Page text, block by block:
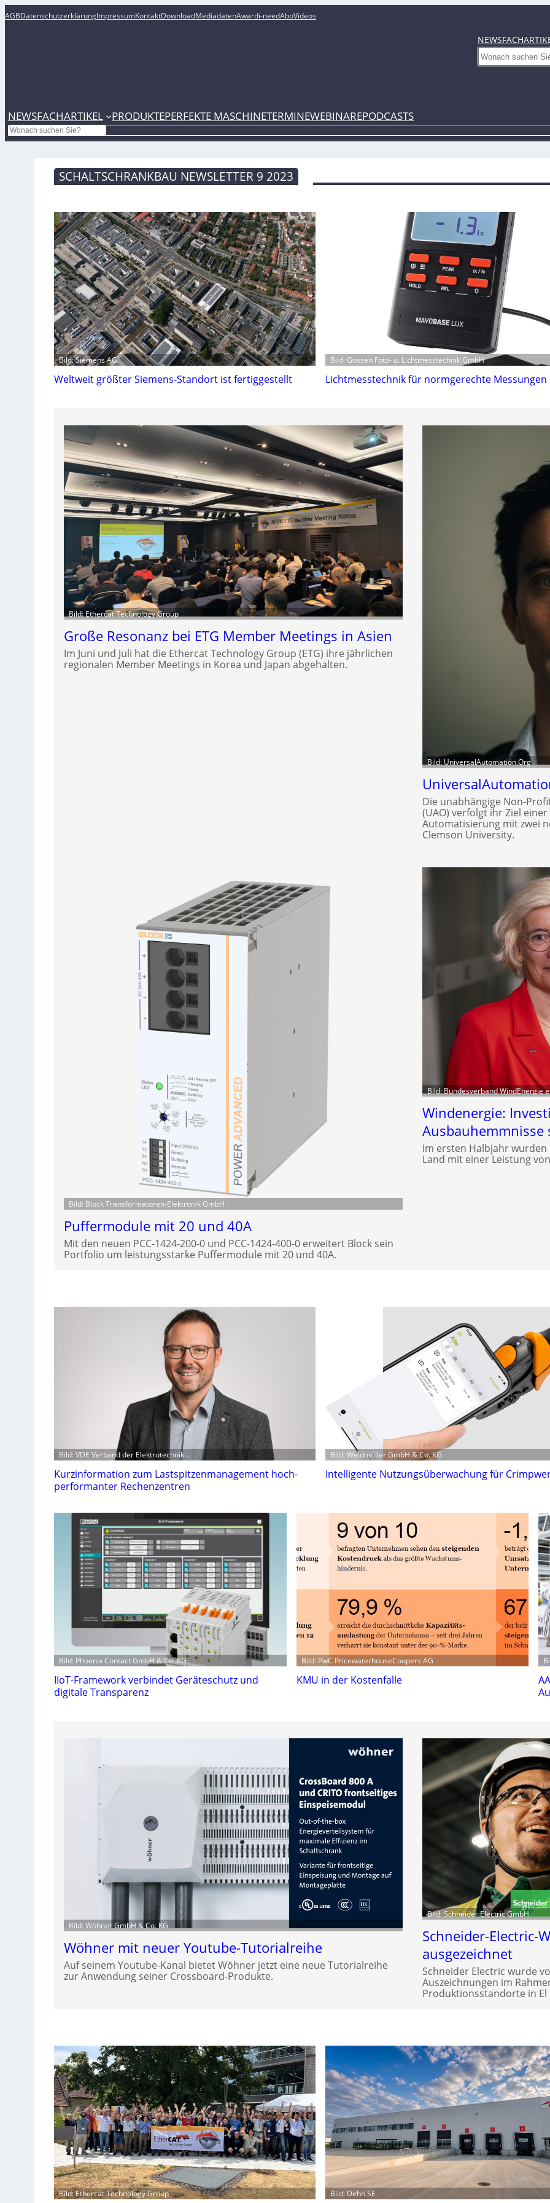
AGBDatenschutzerklärungImpressumKontaktDownloadMediadatenAwardi-needAboVideos
NEWS
Search
NEWSFACHARTIKEL PRODUKTEPERFEKTE MASCHINETERMINEWEBINAREPODCASTS
Search
SCHALTSCHRANKBAU NEWSLETTER 9 2023
Bild: Siemens AG
Weltweit größter Siemens-Standort ist fertiggestellt
Bild: Gossen Foto- u. Lichtmesstechnik GmbH
Lichtmesstechnik für normgerechte Messungen
Bild: Ethercat Technology Group
Große Resonanz bei ETG Member Meetings in Asien
Im Juni und Juli hat die Ethercat Technology Group (ETG) ihre jährlichen
regionalen Member Meetings in Korea und Japan abgehalten.
Bild: UniversalAutomation.Org
Die unabhängige Non-
(UAO) verfolgt ihr Ziel
Automatisierung mit zwei
Clemson University.
Bild: Block Transformatoren-Elektronik GmbH
Puffermodule mit 20 und 40A
Mit den neuen PCC-1424-200-0 und PCC-1424-400-0 erweitert Block sein
Portfolio um leistungsstarke Puffermodule mit 20 und 40A.
Bild: Bundesverband WindEnergie
Windenergie:
Ausbauhemmnisse
Im ersten Halbjahr wurden
Land mit einer Leistung
Bild: VDE Verband der Elektrotechnik
Kurzinformation zum Lastspitzenmanagement hoch-
performanter Rechenzentren
Bild: Weidmüller GmbH & Co. KG
Intelligente Nutzungsüberwachung für
Bild: Phoenix Contact GmbH & Co. KG
IIoT-Framework verbindet Geräteschutz und
digitale Transparenz
Bild: PwC PricewaterhouseCoopers AG
KMU in der Kostenfalle
Bild: Wöhner GmbH & Co. KG
Wöhner mit neuer Youtube-Tutorialreihe
Auf seinem Youtube-Kanal bietet Wöhner jetzt eine neue Tutorialreihe
zur Anwendung seiner Crossboard-Produkte.
Bild: Schneider Electric GmbH
Schneider-Electric-
ausgezeichnet
Schneider Electric wurde
Auszeichnungen im
Produktionsstandorte in El
Bild: Ethercat Technology Group Bild: Dehn SE